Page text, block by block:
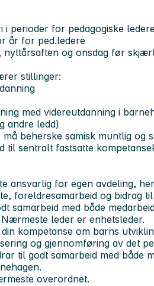
i perioder for pedagogiske
år for ped.ledere
nyttårsaften og onsdag før
stillinger:
med videreutdanning i
andre ledd)
beherske samisk muntlig og
til sentralt fastsatte
ansvarlig for egen avdeling,
foreldresamarbeid og bidrag
samarbeid med både
leder er enhetsleder.
kompetanse om barns
og gjennomføring av det
til godt samarbeid med både
overordnet.